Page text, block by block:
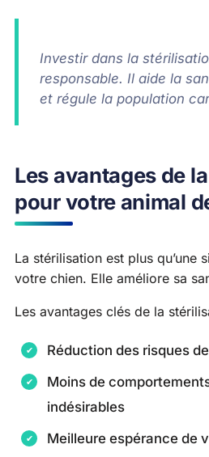
Investir dans la
responsable. Il aide la
et régule la population
Les avantages de
pour votre animal
La stérilisation est plus qu’une
votre chien. Elle améliore sa
Les avantages clés de la
Réduction des risques
Moins de
indésirables
Meilleure espérance de